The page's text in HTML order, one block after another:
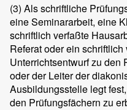
(3) Als schriftliche
eine Seminararbeit, eine
schriftlich verfaßte
Referat oder ein
Unterrichtsentwurf zu den
oder der Leiter der
Ausbildungsstelle legt
den Prüfungsfächern zu